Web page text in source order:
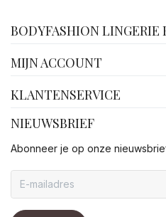
BODYFASHION LINGERIE
MIJN ACCOUNT
KLANTENSERVICE
NIEUWSBRIEF
Abonneer je op onze